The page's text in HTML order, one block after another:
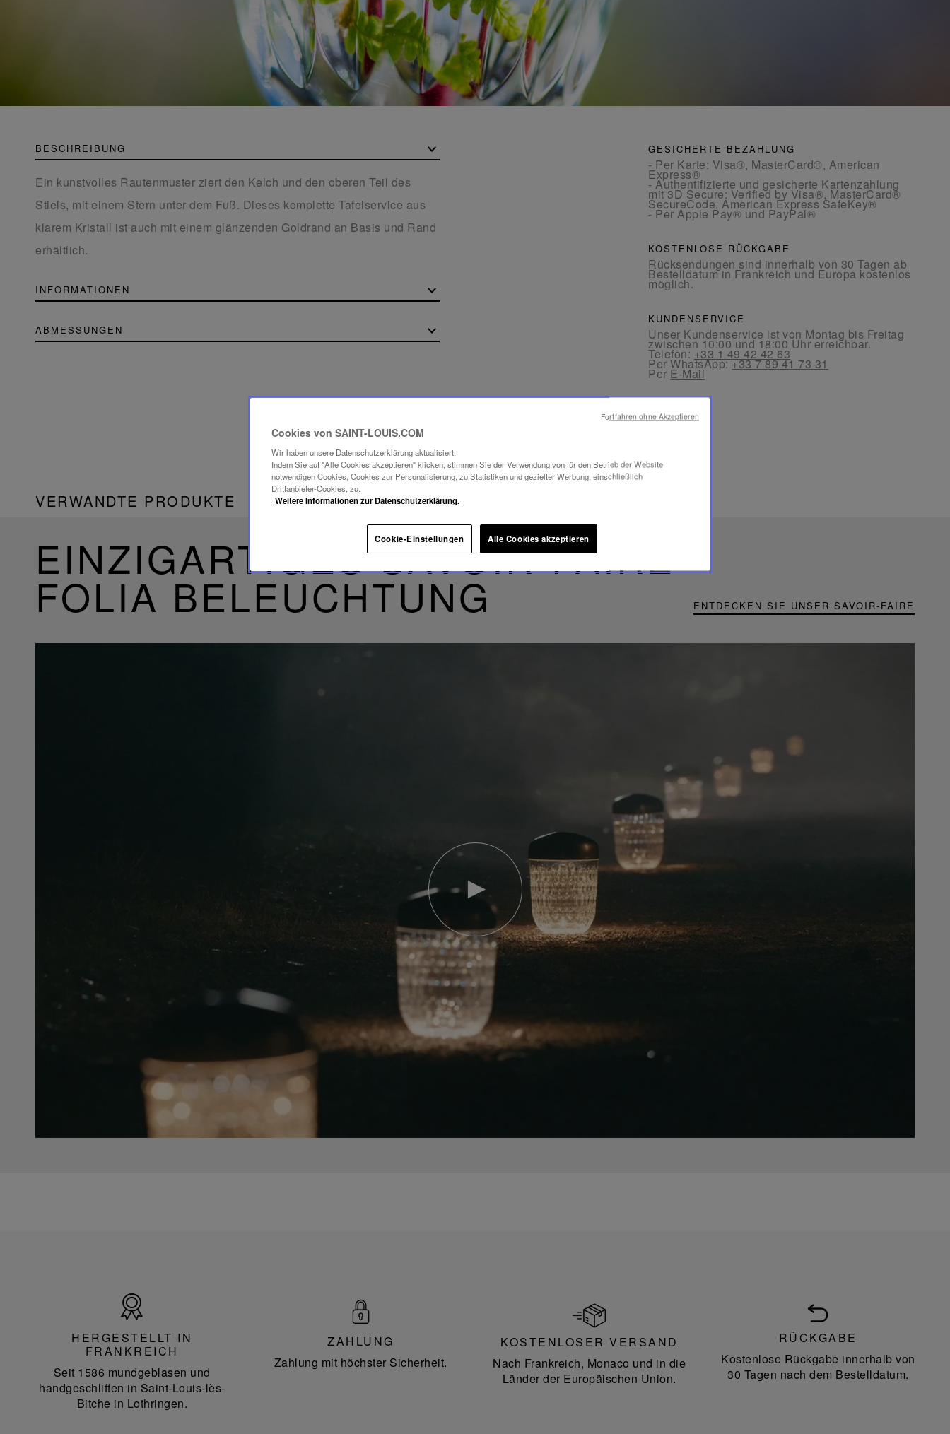
BESCHREIBUNG
Ein kunstvolles Rautenmuster ziert den Kelch und den oberen Teil des
Stiels, mit einem Stern unter dem Fuß. Dieses komplette Tafelservice aus
klarem Kristall ist auch mit einem glänzenden Goldrand an Basis und Rand
erhältlich.
INFORMATIONEN
ABMESSUNGEN
GESICHERTE BEZAHLUNG
- Per Karte: Visa®, MasterCard®, American
Express®
- Authentifizierte und gesicherte Kartenzahlung
mit 3D Secure: Verified by Visa®, MasterCard®
SecureCode, American Express SafeKey®
- Per Apple Pay® und PayPal®
KOSTENLOSE RÜCKGABE
Rücksendungen sind innerhalb von 30 Tagen ab
Bestelldatum in Frankreich und Europa kostenlos
möglich.
KUNDENSERVICE
Unser Kundenservice ist von Montag bis Freitag
zwischen 10:00 und 18:00 Uhr erreichbar.
Telefon:+33 1 49 42 42 63
Per WhatsApp:+33 7 89 41 73 31
Per E-Mail
VERWANDTE PRODUKTE
EINZIGARTIGES SAVOIR-FAIRE
FOLIA BELEUCHTUNG ENTDECKEN SIE UNSER SAVOIR-FAIRE
abspielen
YouTube-
Video,
Folia
Mini-
Portable-
Lampe
Frankreich
HERGESTELLT IN
FRANKREICH
Seit 1586 mundgeblasen und
handgeschliffen in Saint-Louis-lès-
Bitche in Lothringen.
ZAHLUNG
Zahlung mit höchster Sicherheit.
KOSTENLOSER VERSAND
Nach Frankreich, Monaco und in die
Länder der Europäischen Union.
RÜCKGABE
Kostenlose Rückgabe innerhalb von
30 Tagen nach dem Bestelldatum.
Cookies von SAINT-LOUIS.COM
Wir haben unsere Datenschutzerklärung aktualisiert.
Indem Sie auf "Alle Cookies akzeptieren" klicken, stimmen Sie der Verwendung von für den Betrieb der Website
notwendigen Cookies, Cookies zur Personalisierung, zu Statistiken und gezielter Werbung, einschließlich
Drittanbieter-Cookies, zu.
Weitere Informationen zur Datenschutzerklärung.
Cookie-Einstellungen Alle Cookies akzeptieren
Fortfahren ohne Akzeptieren